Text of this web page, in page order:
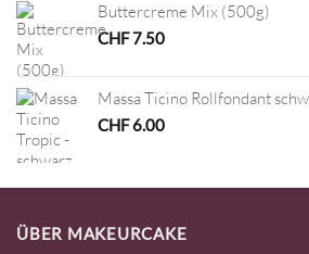
Buttercreme Mix (500g)
CHF7.50
Massa Ticino Rollfondant
CHF6.00
ÜBER MAKEURCAKE